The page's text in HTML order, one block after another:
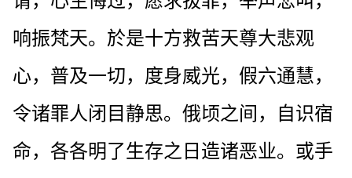
响振梵天。於是十方救苦天尊大悲观
心，普及一切，度身威光，假六通慧，
令诸罪人闭目静思。俄顷之间，自识宿
命，各各明了生存之日造诸恶业。或手